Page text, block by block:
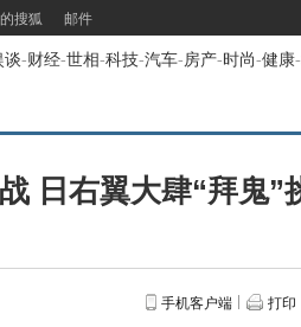
搜狐 邮件
谈-财经-世相-科技-汽车-房产-时尚-健康-
日右翼大肆“拜鬼”
手机客户端 打印